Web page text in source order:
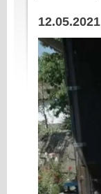
12.05.2021